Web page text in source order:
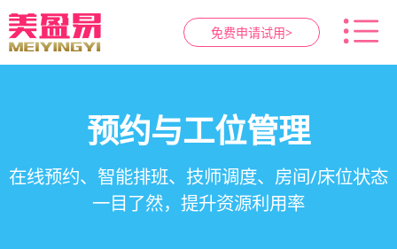
免费申请试用>
智慧养生馆管理系统
一站式解决养生馆预约、服务、会员、财务、营
销全流程数字化管理
会员营销&锁客
会员积分、套餐定制、精准营销、客户关怀，提
升复购率与客单价
预约与工位管理
在线预约、智能排班、技师调度、房间/床位状态
一目了然，提升资源利用率
健康档案与效果追踪
客户体质记录、服务方案执行、效果对比，数据
化展示服务价值